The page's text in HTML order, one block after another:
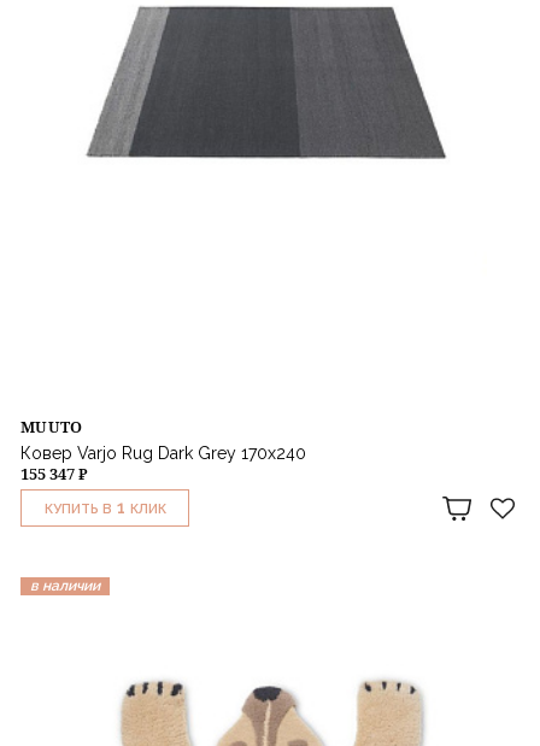
MUUTO
Ковер Varjo Rug Dark Grey 170х240
155 347 ₽
КУПИТЬ В 1 КЛИК
в наличии